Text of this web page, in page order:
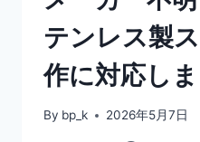
テンレス製
作に対応し
By bp_k 2026年5月7日